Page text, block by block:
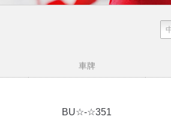
車牌
BU☆-☆351